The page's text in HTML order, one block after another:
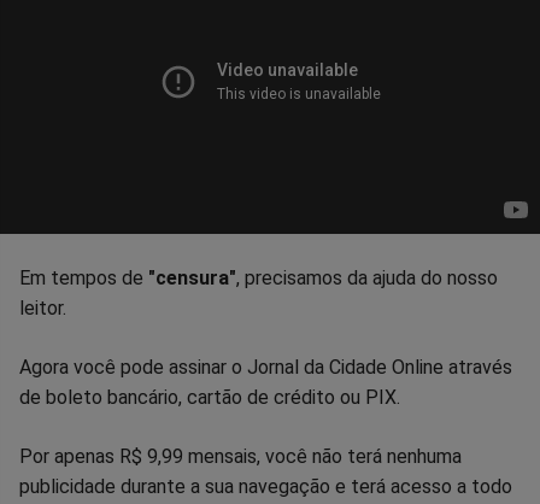
Em tempos de "censura", precisamos da ajuda do nosso
leitor.
Agora você pode assinar o Jornal da Cidade Online através
de boleto bancário, cartão de crédito ou PIX.
Por apenas R$ 9,99 mensais, você não terá nenhuma
publicidade durante a sua navegação e terá acesso a todo